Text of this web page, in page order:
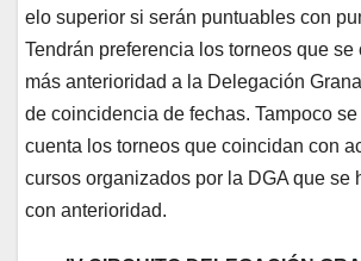
elo superior si serán puntuables con
Tendrán preferencia los torneos que se
más anterioridad a la Delegación
de coincidencia de fechas. Tampoco
cuenta los torneos que coincidan con
cursos organizados por la DGA que se
con anterioridad.